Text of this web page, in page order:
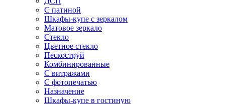
С патиной
Шкафы-купе с зеркалом
Матовое зеркало
Стекло
Цветное стекло
Пескоструй
Комбинированные
С витражами
С фотопечатью
Назначение
Шкафы-купе в гостиную